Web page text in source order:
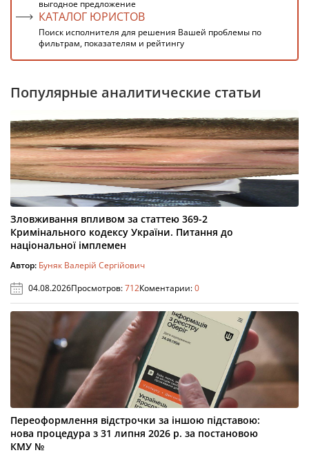
выгодное предложение
КАТАЛОГ ЮРИСТОВ
Поиск исполнителя для решения Вашей проблемы по
фильтрам, показателям и рейтингу
Популярные аналитические статьи
Зловживання впливом за статтею 369-2
Кримінального кодексу України. Питання до
національної імплемен
Автор: Буняк Валерій Сергійович
04.08.2026Просмотров:712Коментарии:0
Переоформлення відстрочки за іншою підставою:
нова процедура з 31 липня 2026 р. за постановою
КМУ №